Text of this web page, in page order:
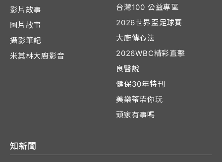
影片故事
圖片故事
攝影筆記
米其林大廚影音
台灣100 公益專區
2026世界盃足球賽
大廚傳心法
2026WBC精彩直擊
良醫說
健保30年特刊
美樂蒂帶你玩
頭家有事嗎
知新聞